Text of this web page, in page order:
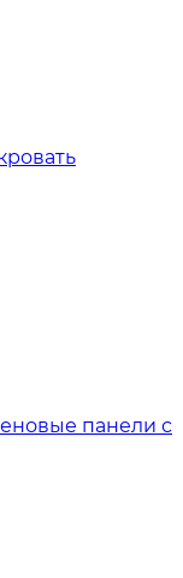
панели с